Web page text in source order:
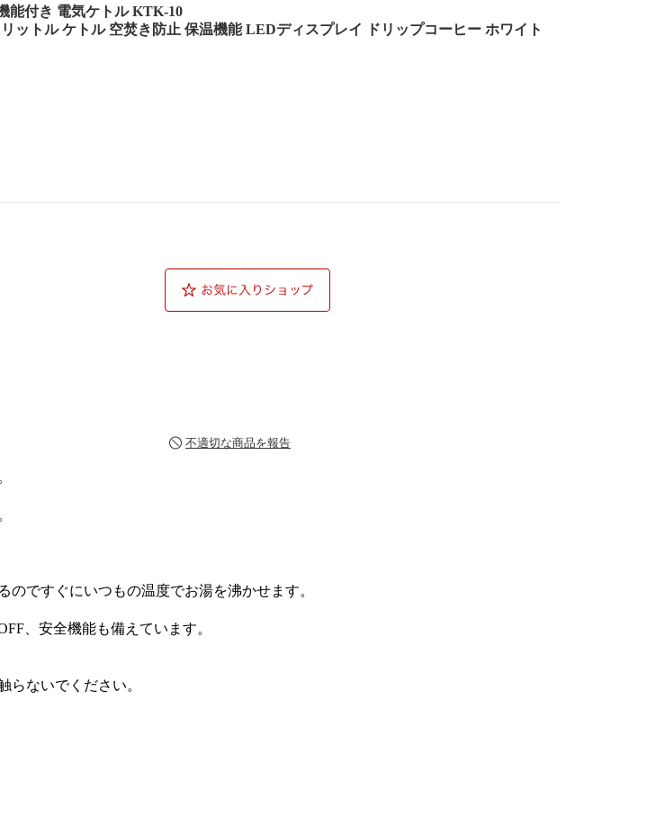
能付き 電気ケトル KTK-10
ットル ケトル 空焚き防止 保温機能 LEDディスプレイ ドリップコーヒー ホワイト
不適切な商品を報告
のですぐにいつもの温度でお湯を沸かせます。
、安全機能も備えています。
ないでください。